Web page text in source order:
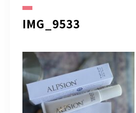
IMG_9533
bern 06-
TERMINAL bern 06-6136-6633 【火
【金